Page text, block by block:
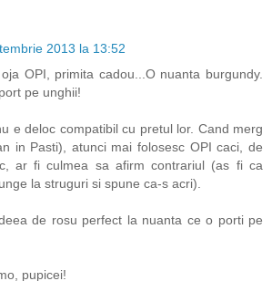
2013 la 13:52
OPI, primita cadou...O nuanta burgundy.
pe unghii!
e deloc compatibil cu pretul lor. Cand merg
in Pasti), atunci mai folosesc OPI caci, de
ar fi culmea sa afirm contrariul (as fi ca
la struguri si spune ca-s acri).
de rosu perfect la nuanta ce o porti pe
pupicei!